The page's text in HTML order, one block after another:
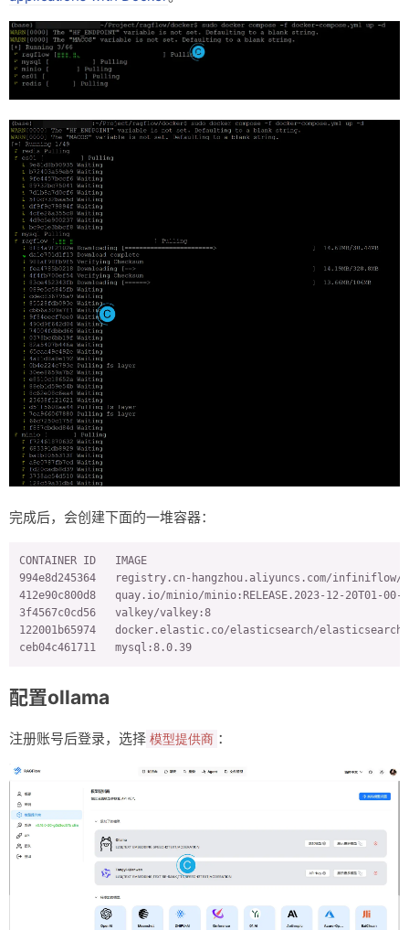
完成后，会创建下面的一堆容器：
CONTAINER ID   IMAGE
994e8d245364   registry.cn-hangzhou.aliyuncs.com/
412e90c800d8   quay.io/minio/
3f4567c0cd56
122001b65974   docker.elastic.co/elasticsearch/
ceb04c461711
配置ollama
注册账号后登录，选择 模型提供商 ：